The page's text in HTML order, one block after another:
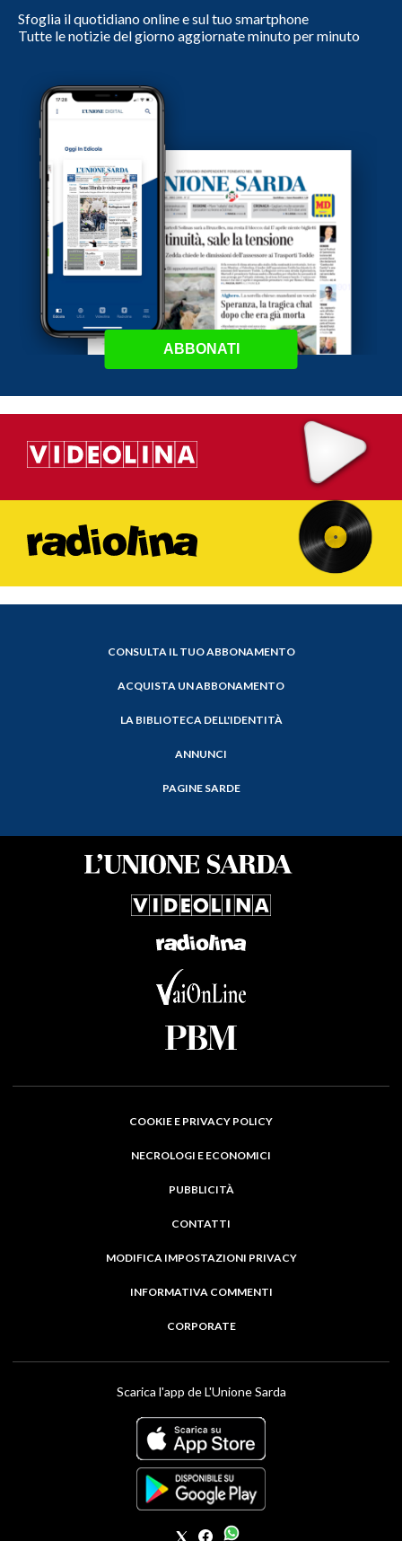
Sfoglia il quotidiano online e sul tuo smartphone
Tutte le notizie del giorno aggiornate minuto per minuto
ABBONATI
CONSULTA IL TUO ABBONAMENTO
ACQUISTA UN ABBONAMENTO
LA BIBLIOTECA DELL'IDENTITÀ
ANNUNCI
PAGINE SARDE
COOKIE E PRIVACY POLICY
NECROLOGI E ECONOMICI
PUBBLICITÀ
CONTATTI
MODIFICA IMPOSTAZIONI PRIVACY
INFORMATIVA COMMENTI
CORPORATE
Scarica l'app de L'Unione Sarda